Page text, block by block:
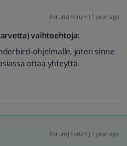
Forum|Forum|1 year ago
vaihtoehtoja:
ohjelmalle, joten sinne
ottaa yhteyttä.
Forum|Forum|1 year ago